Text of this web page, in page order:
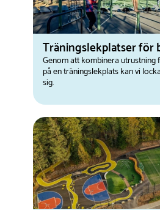
Träningslekplatser för
Genom att kombinera
på en träningslekplats kan vi
sig.